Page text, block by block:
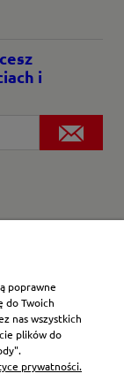
i
poprawne
do Twoich
nas wszystkich
plików do
prywatności.